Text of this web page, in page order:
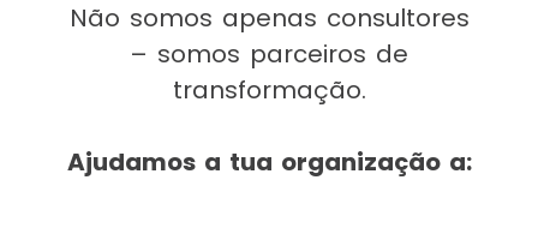
Não somos apenas consultores
– somos parceiros de
transformação.
Ajudamos a tua organização a: